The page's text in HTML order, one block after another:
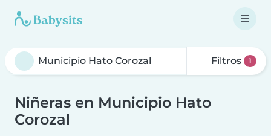
Filtros 1
Niñeras en Municipio Hato
Corozal